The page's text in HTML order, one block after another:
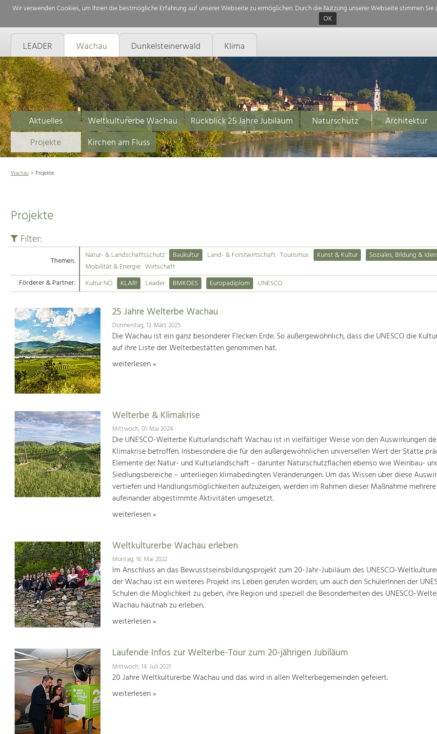
Wir verwenden Cookies, um Ihnen die bestmögliche Erfahrung auf unserer Webseite zu ermöglichen. Durch die Nutzung unserer Webseite stimmen
OK
LEADER Wachau Dunkelsteinerwald Klima
Aktuelles Weltkulturerbe Wachau Rückblick 25 Jahre Jubiläum Naturschutz Architektur
Projekte
Kirchen am Fluss
Wachau Projekte
Projekte
Filter:
Themen: Natur- & Landschaftsschutz Baukultur Land- & Forstwirtschaft Tourismus Kunst & Kultur
Soziales, Bildung &
Mobilität & Energie Wirtschaft
Förderer & Partner:
Kultur NÖ KLAR! Leader BMKOES Europadiplom UNESCO
25 Jahre Welterbe Wachau
Donnerstag, 13. März 2025
Die Wachau ist ein ganz besonderer Flecken Erde. So außergewöhnlich, dass die UNESCO die
auf ihre Liste der Welterbestätten genommen hat.
weiterlesen »
Welterbe & Klimakrise
Mittwoch, 01. Mai 2024
Die UNESCO-Welterbe Kulturlandschaft Wachau ist in vielfältiger Weise von den Auswirkungen
Klimakrise betroffen. Insbesondere die für den außergewöhnlichen universellen Wert der Stätte
Elemente der Natur- und Kulturlandschaft – darunter Naturschutzflächen ebenso wie Weinbau-
Siedlungsbereiche – unterliegen klimabedingten Veränderungen. Um das Wissen über diese
vertiefen und Handlungsmöglichkeiten aufzuzeigen, werden im Rahmen dieser Maßnahme mehrere
aufeinander abgestimmte Aktivitäten umgesetzt.
weiterlesen »
Weltkulturerbe Wachau erleben
Montag, 16. Mai 2022
Im Anschluss an das Bewusstseinsbildungsprojekt zum 20-Jahr-Jubiläum des UNESCO-
der Wachau ist ein weiteres Projekt ins Leben gerufen worden, um auch den SchülerInnen der
Schulen die Möglichkeit zu geben, ihre Region und speziell die Besonderheiten des UNESCO-
Wachau hautnah zu erleben.
weiterlesen »
Laufende Infos zur Welterbe-Tour zum 20-jährigen Jubiläum
Mittwoch, 14. Juli 2021
20 Jahre Weltkulturerbe Wachau und das wird in allen Welterbegemeinden gefeiert.
weiterlesen »